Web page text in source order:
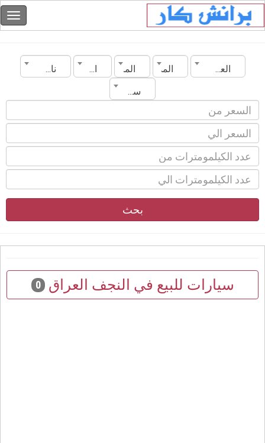
العراق المدينة الماركة الموديل
ناقل الحركة
سنة الصنع
بحث
سيارات للبيع في النجف العراق 0